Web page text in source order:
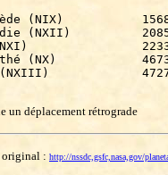
(NIX)
(NXII)
(NX)
un déplacement rétrograde
original : http://nssdc,gsfc,nasa,gov/